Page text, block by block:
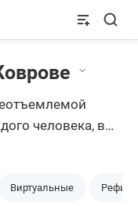
человека, в
инструмент,
необходимые
возможности
Виртуальные